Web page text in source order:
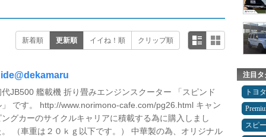
新着順 更新順 イイね！順 クリップ順
代JB500 艦載機 折り畳みエンジンスクーター 「スピンド
」 です。 http://www.norimono-cafe.com/pg26.html キャン
ングカーのサイクルキャリアに積載する為に購入しまし
。 （車重は２０ｋｇ以下です。） 中華製の為、オリジナル
注目タ
トヨタ
スピ